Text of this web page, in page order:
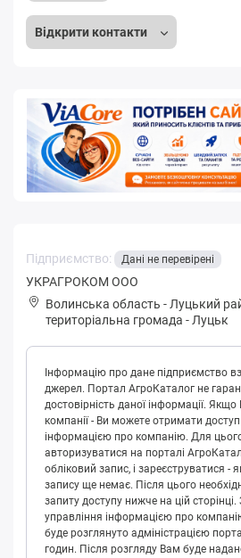
Відкрити контакти
Підприємство: Дані не перевірені
УКРАГРОКОМ ООО
Волинська область -Луцький
територіальна громада -Луцьк
Інформацію про дане підприємство
джерел. Портал АгроКаталог не
достовірність даної інформації. Якщо
компанії - Ви можете отримати
інформацією про компанію. Для
авторизуватися на порталі
обліковий запис, і зареєструватися -
запису ще немає. Після цього
запиту доступу нижче на цій
управління інформацією про
буде розглянуто адміністрацією
годин. Після розгляду Вам буде